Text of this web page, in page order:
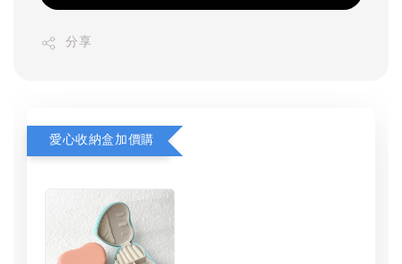
分享
愛心收納盒加價購